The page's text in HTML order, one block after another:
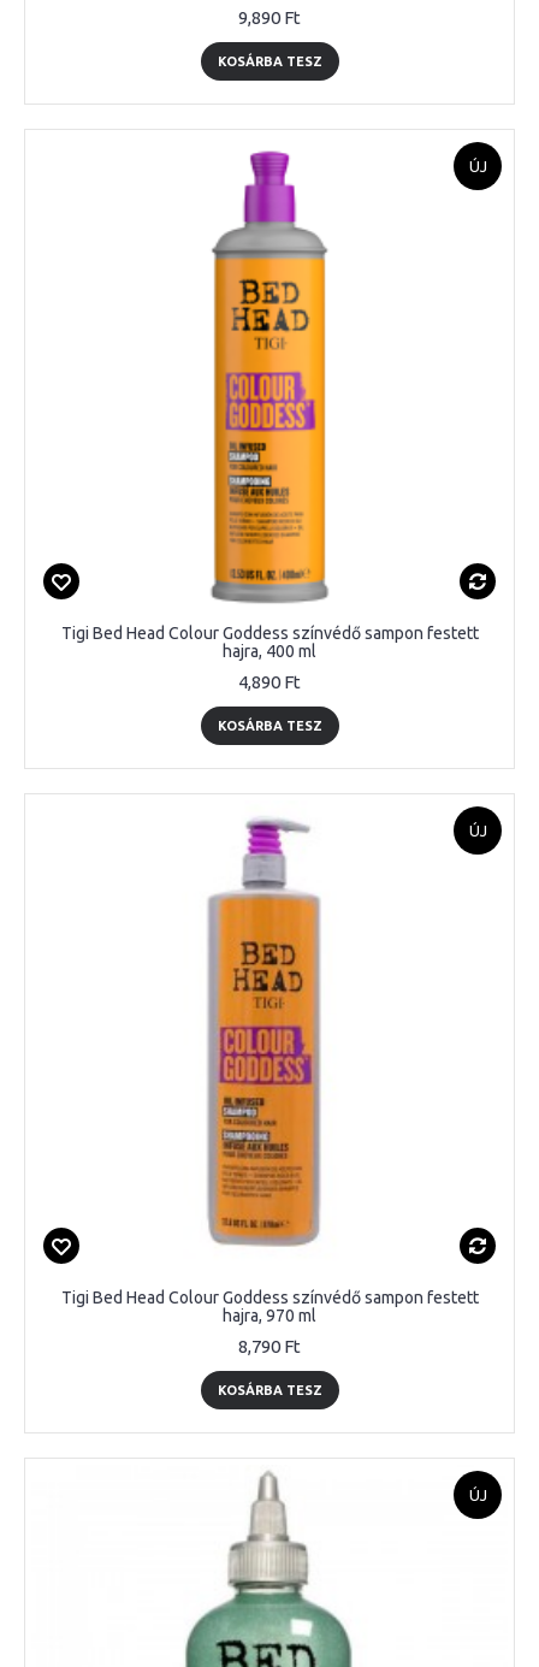
9,890 Ft
KOSÁRBA TESZ
ÚJ
Tigi Bed Head Colour Goddess színvédő sampon festett
hajra, 400 ml
4,890 Ft
KOSÁRBA TESZ
ÚJ
Tigi Bed Head Colour Goddess színvédő sampon festett
hajra, 970 ml
8,790 Ft
KOSÁRBA TESZ
ÚJ